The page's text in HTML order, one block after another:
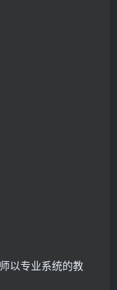
以专业系统的教